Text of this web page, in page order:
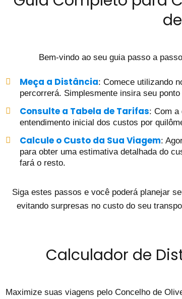
Bem-vindo ao seu guia passo a
Meça a Distância: Comece utilizando
percorrerá. Simplesmente insira seu
Consulte a Tabela de Tarifas: Com a
entendimento inicial dos custos por
Calcule o Custo da Sua Viagem:
para obter uma estimativa detalhada do
fará o resto.
Siga estes passos e você poderá planejar
evitando surpresas no custo do seu
Calculador de
Maximize suas viagens pelo Concelho de